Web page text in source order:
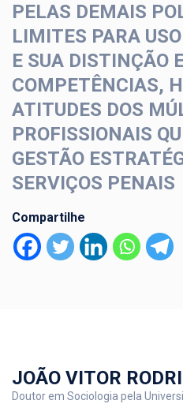
PELAS DEMAIS
LIMITES PARA
E SUA DISTINÇÃO
COMPETÊNCIAS,
ATITUDES DOS
PROFISSIONAIS
GESTÃO
SERVIÇOS PENAIS
Compartilhe
JOÃO VITOR
Doutor em Sociologia pela